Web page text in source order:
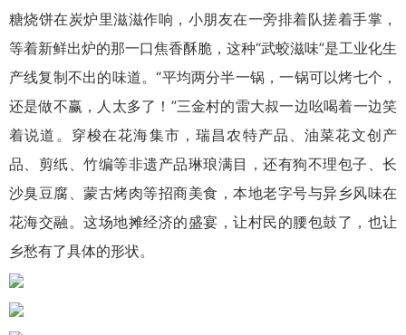
糖烧饼在炭炉里滋滋作响，小朋友在一旁排着队搓着手掌，
等着新鲜出炉的那一口焦香酥脆，这种“武蛟滋味”是工业化生
产线复制不出的味道。“平均两分半一锅，一锅可以烤七个，
还是做不赢，人太多了！”三金村的雷大叔一边吆喝着一边笑
着说道。穿梭在花海集市，瑞昌农特产品、油菜花文创产
品、剪纸、竹编等非遗产品琳琅满目，还有狗不理包子、长
沙臭豆腐、蒙古烤肉等招商美食，本地老字号与异乡风味在
花海交融。这场地摊经济的盛宴，让村民的腰包鼓了，也让
乡愁有了具体的形状。